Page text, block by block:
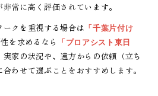
常に高く評価されています。
ークを重視する場合は 「千葉片付け
を求めるなら
「プロアシスト東日
実家の状況や、遠方からの依頼（立ち
わせて選ぶことをおすすめします。